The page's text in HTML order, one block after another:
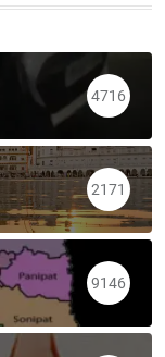
4716
2171
9146